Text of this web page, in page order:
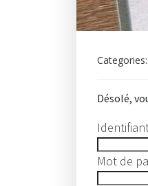
Categories:
Désolé,
Mot de